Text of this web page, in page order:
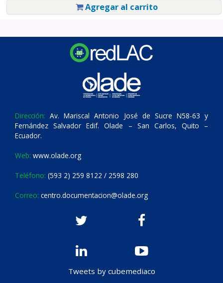
Agregar al carrito
Dirección: Av. Mariscal Antonio José de Sucre N58-63 y
Fernández Salvador Edif. Olade – San Carlos, Quito –
Ecuador.
Web: www.olade.org
Teléfono: (593 2) 259 8122 / 2598 280
Correo: centro.documentacion@olade.org
Tweets by cubemediaco